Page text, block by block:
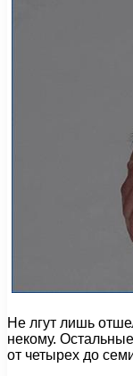
Не лгут лишь
некому.
от четырех до